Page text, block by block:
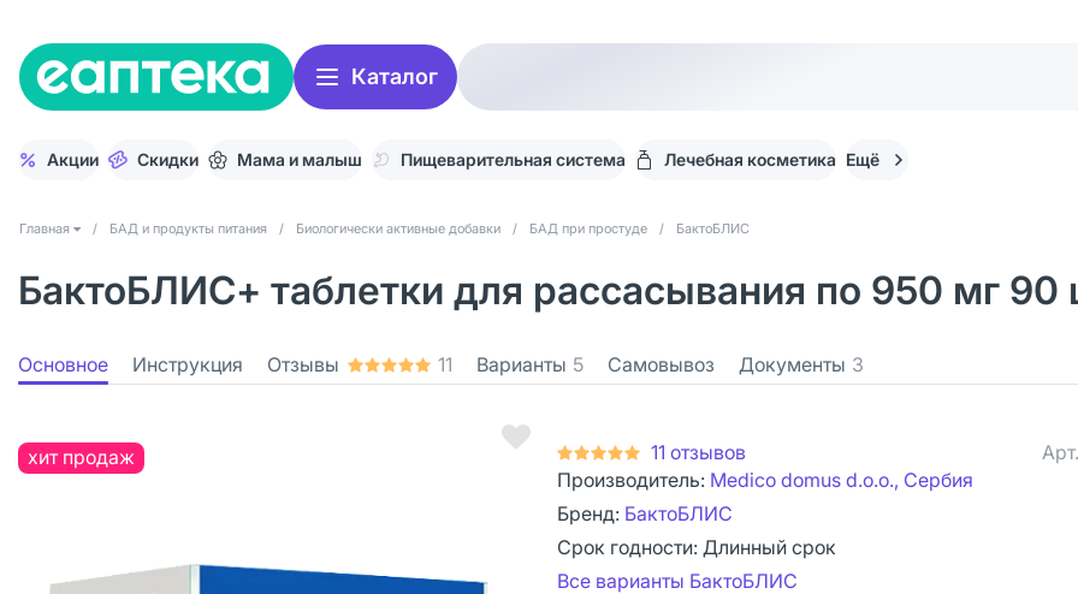
Каталог
Акции Скидки Мама и малыш Пищеварительная система Лечебная косметика Ещё
Главная / БАД и продукты питания / Биологически активные добавки / БАД при простуде / БактоБЛИС
БактоБЛИС+ таблетки для рассасывания по 950 мг 90
Основное Инструкция Отзывы 11 Варианты 5 Самовывоз Документы 3
хит продаж 11 отзывов Арт.
Производитель: Medico domus d.o.o., Сербия
Бренд: БактоБЛИС
Срок годности: Длинный срок
Все варианты БактоБЛИС